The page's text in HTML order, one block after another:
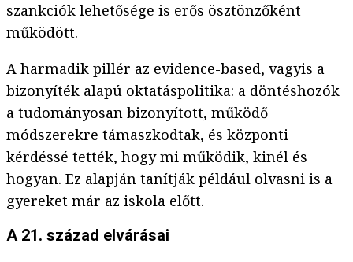
szankciók lehetősége is erős ösztönzőként
működött.
A harmadik pillér az evidence-based, vagyis a
bizonyíték alapú oktatáspolitika: a döntéshozók
a tudományosan bizonyított, működő
módszerekre támaszkodtak, és központi
kérdéssé tették, hogy mi működik, kinél és
hogyan. Ez alapján tanítják például olvasni is a
gyereket már az iskola előtt.
A 21. század elvárásai